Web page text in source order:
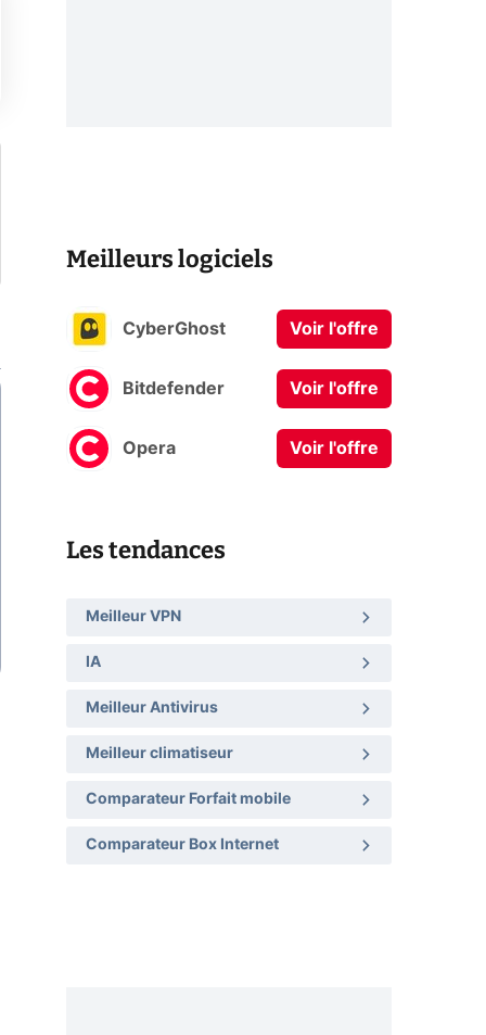
Meilleurs logiciels
CyberGhost Voir l'offre
Bitdefender Voir l'offre
Opera Voir l'offre
Les tendances
Meilleur VPN
IA
Meilleur Antivirus
Meilleur climatiseur
Comparateur Forfait mobile
Comparateur Box Internet